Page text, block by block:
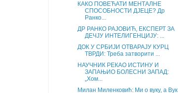
КАКО ПОВЕЋАТИ МЕНТАЛНЕ
СПОСОБНОСТИ ДЈЕЦЕ? Др
Ранко...
ДР РАНКО РАЈОВИЋ, ЕКСПЕРТ ЗА
ДЕЧЈУ ИНТЕЛИГЕНЦИЈУ: ...
ДОК У СРБИЈИ ОТВАРАЈУ КУРЦ
ТВРДИ: Треба затворити ...
НАУЧНИК РЕКАО ИСТИНУ И
ЗАПАЊИО БОЛЕСНИ ЗАПАД:
„Хом...
Милан Миленковић: Ми о вуку, а Вук